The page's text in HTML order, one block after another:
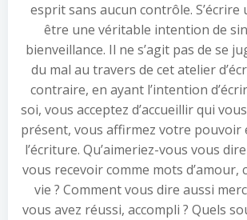
esprit sans aucun contrôle.
être une véritable intention de
bienveillance. Il ne s’agit pas de se
du mal au travers de cet atelier
contraire, en ayant l’intention
soi, vous acceptez d’accueillir qui
présent, vous affirmez votre pouvoir
l’écriture. Qu’aimeriez-vous vous
vous recevoir comme mots d’amour,
vie ? Comment vous dire aussi
vous avez réussi, accompli ? Quels